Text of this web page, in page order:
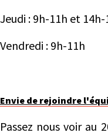
Jeudi : 9h-11h et 14h-
Vendredi : 9h-11h
Envie de rejoindre
Passez nous voir au